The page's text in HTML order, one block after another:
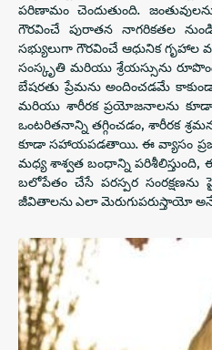
పరిణామం చెందుతుంది.
గౌరవించే పురాతన నాగరికతల నుండి
సభ్యులుగా గౌరవించే ఆధునిక గృహాల
సంస్కృతి మరియు శ్రేయస్సును
బేషరతు ప్రేమను అందించడమే
మరియు శారీరక ప్రయోజనాలను కూడా
ఒంటరితనాన్ని తగ్గించడం, శారీరక
కూడా సహాయపడతాయి. ఈ వ్యాసం
మధ్య శాశ్వత బంధాన్ని పరిశీలిస్తుంది,
బలోపేతం చేసే పరస్పర
జీవితాలను ఎలా మెరుగుపరుస్తాయో